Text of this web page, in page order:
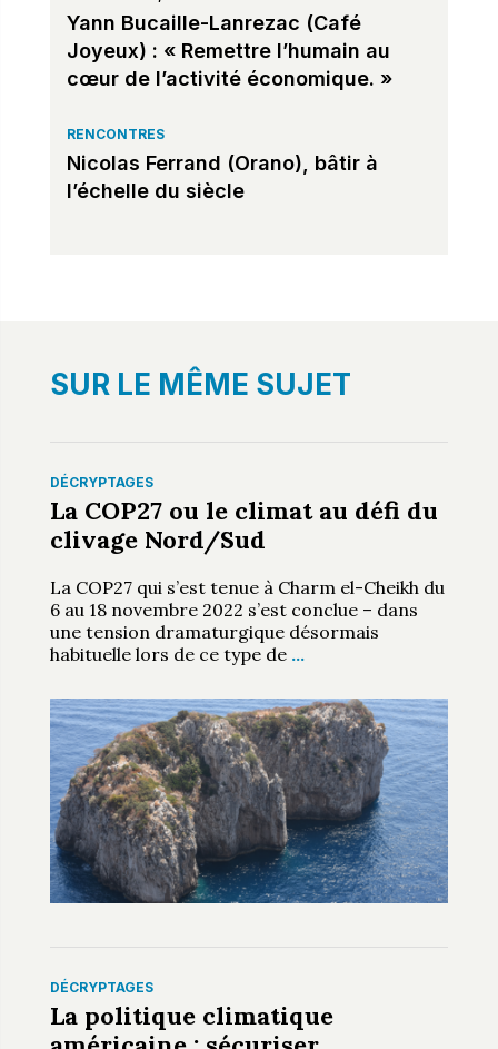
Yann Bucaille-Lanrezac (Café
Joyeux) : « Remettre l’humain au
cœur de l’activité économique. »
RENCONTRES
Nicolas Ferrand (Orano), bâtir à
l’échelle du siècle
SUR LE MÊME SUJET
DÉCRYPTAGES
La COP27 ou le climat au défi du
clivage Nord/Sud
La COP27 qui s’est tenue à Charm el-Cheikh du
6 au 18 novembre 2022 s’est conclue – dans
une tension dramaturgique désormais
habituelle lors de ce type de …
DÉCRYPTAGES
La politique climatique